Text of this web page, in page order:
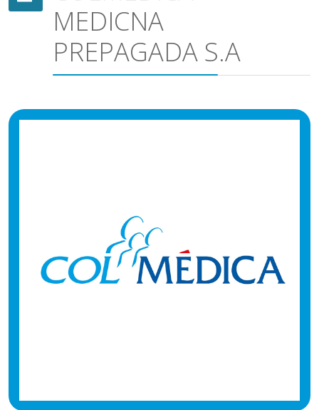
MEDICNA
PREPAGADA S.A